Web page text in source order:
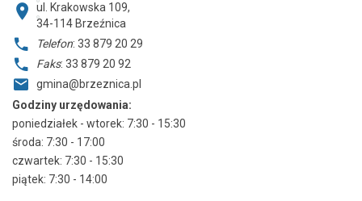
ul. Krakowska 109,
34-114 Brzeźnica
Telefon: 33 879 20 29
Faks: 33 879 20 92
gmina@brzeznica.pl
Godziny urzędowania:
poniedziałek - wtorek: 7:30 - 15:30
środa: 7:30 - 17:00
czwartek: 7:30 - 15:30
piątek: 7:30 - 14:00